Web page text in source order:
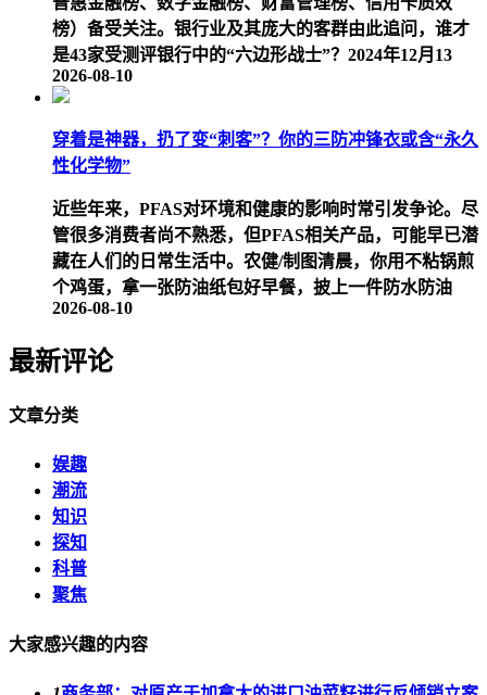
榜）备受关注。银行业及其庞大的客群由此追问，谁才
是43家受测评银行中的“六边形战士”？2024年12月13
2026-08-10
穿着是神器，扔了变“刺客”？你的三防冲锋衣或含“永久
性化学物”
近些年来，PFAS对环境和健康的影响时常引发争论。尽
管很多消费者尚不熟悉，但PFAS相关产品，可能早已潜
藏在人们的日常生活中。农健/制图清晨，你用不粘锅煎
个鸡蛋，拿一张防油纸包好早餐，披上一件防水防油
2026-08-10
最新评论
文章分类
娱趣
潮流
知识
探知
科普
聚焦
大家感兴趣的内容